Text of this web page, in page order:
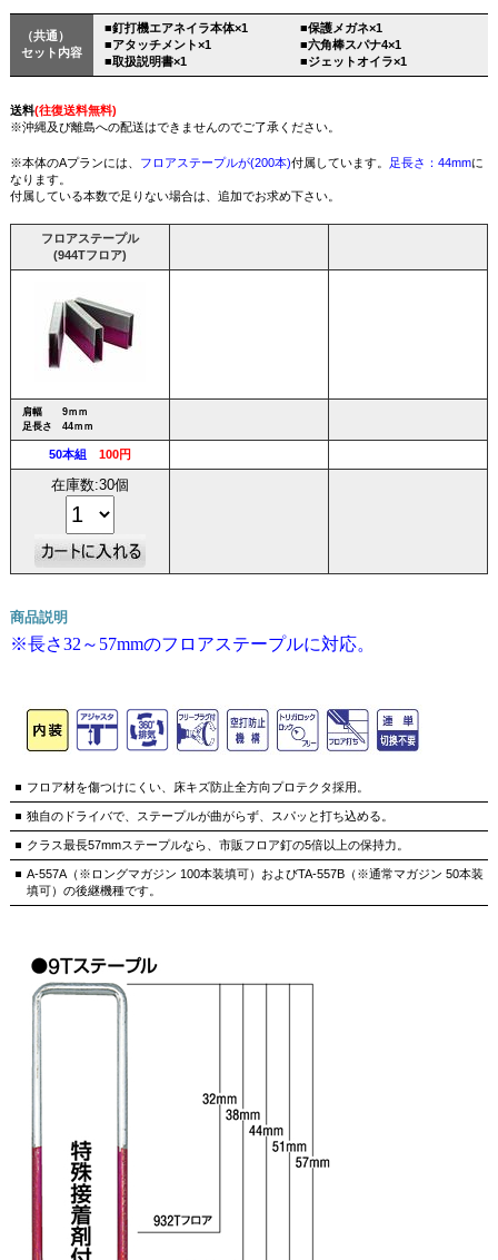
（共通）
セット内容
■釘打機エアネイラ本体×1
■アタッチメント×1
■取扱説明書×1
■保護メガネ×1
■六角棒スパナ4×1
■ジェットオイラ×1
送料(往復送料無料)
※沖縄及び離島への配送はできませんのでご了承ください。
※本体のAプランには、 フロアステープルが(200本)付属しています。 足長さ：44mmに
なります。
付属している本数で足りない場合は、追加でお求め下さい。
フロアステープル
(944Tフロア)
肩幅 9ｍｍ
足長さ 44ｍｍ
50本組 100円
在庫数:30個
商品説明
※長さ32～57mmのフロアステープルに対応。
フロア材を傷つけにくい、床キズ防止全方向プロテクタ採用。
独自のドライバで、ステープルが曲がらず、スパッと打ち込める。
クラス最長57mmステープルなら、市販フロア釘の5倍以上の保持力。
A-557A（※ロングマガジン 100本装填可）およびTA-557B（※通常マガジン 50本装
填可）の後継機種です。